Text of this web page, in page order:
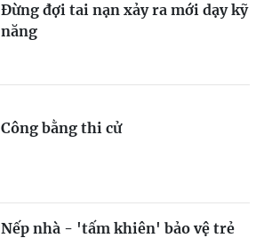
Đừng đợi tai nạn xảy ra mới dạy kỹ
năng
Công bằng thi cử
Nếp nhà - 'tấm khiên' bảo vệ trẻ